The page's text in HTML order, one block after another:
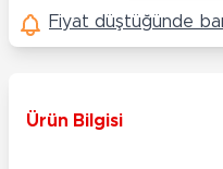
Fiyat düştüğünde
Ürün Bilgisi